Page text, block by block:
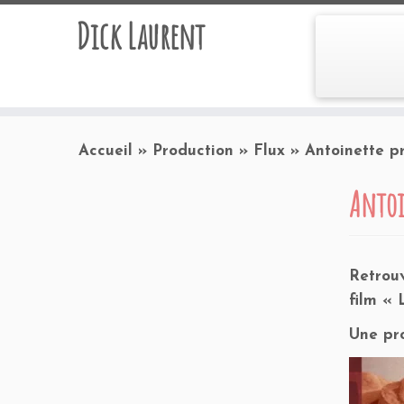
Dick Laurent
Accueil » Production » Flux » Antoinette
film «
Une